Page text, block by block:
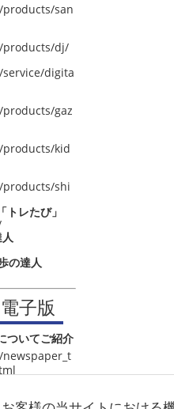
san
products/dj/
digita
gaz
kid
shi
レたび」
の達人
子版
ついてご紹介